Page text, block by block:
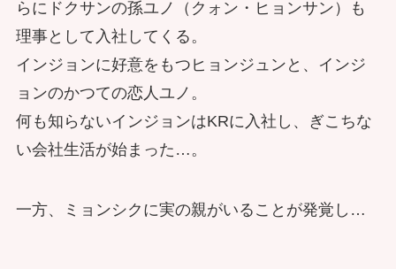
らにドクサンの孫ユノ（クォン・ヒョンサン）も
理事として入社してくる。
インジョンに好意をもつヒョンジュンと、インジ
ョンのかつての恋人ユノ。
何も知らないインジョンはKRに入社し、ぎこちな
い会社生活が始まった…。
一方、ミョンシクに実の親がいることが発覚し…